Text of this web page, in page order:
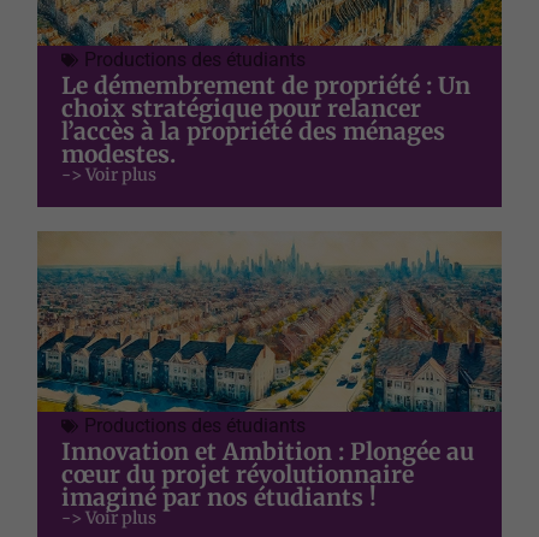
Productions des étudiants
Le démembrement de propriété : Un
choix stratégique pour relancer
l’accès à la propriété des ménages
modestes.
-> Voir plus
Productions des étudiants
Innovation et Ambition : Plongée au
cœur du projet révolutionnaire
imaginé par nos étudiants !
-> Voir plus